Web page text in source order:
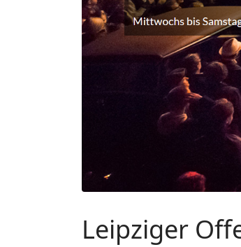
Leipziger